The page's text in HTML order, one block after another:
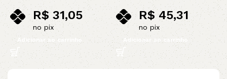
R$31,05
no pix
Adicionar ao carrinho
R$ 45,31
no pix
Adicionar ao carrinho